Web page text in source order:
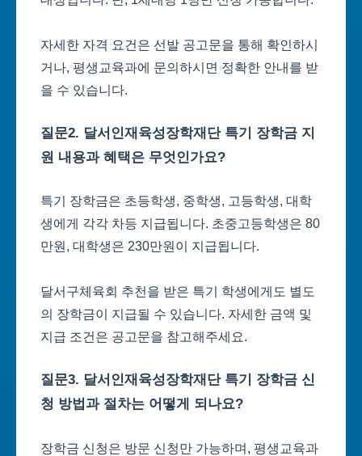
자세한 자격 요건은 선발 공고문을 통해 확인하시
거나, 평생교육과에 문의하시면 정확한 안내를 받
을 수 있습니다.
질문2. 달서인재육성장학재단 특기 장학금 지
원 내용과 혜택은 무엇인가요?
특기 장학금은 초등학생, 중학생, 고등학생, 대학
생에게 각각 차등 지급됩니다. 초중고등학생은 80
만원, 대학생은 230만원이 지급됩니다.
달서구체육회 추천을 받은 특기 학생에게도 별도
의 장학금이 지급될 수 있습니다. 자세한 금액 및
지급 조건은 공고문을 참고해주세요.
질문3. 달서인재육성장학재단 특기 장학금 신
청 방법과 절차는 어떻게 되나요?
장학금 신청은 방문 신청만 가능하며, 평생교육과